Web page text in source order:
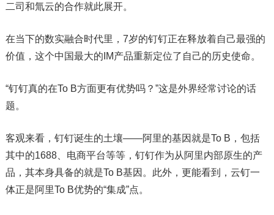
二司和氚云的合作就此展开。
在当下的数实融合时代里，7岁的钉钉正在释放着自己最强的
价值，这个中国最大的IM产品重新定位了自己的历史使命。
“钉钉真的在To B方面更有优势吗？”这是外界经常讨论的话
题。
客观来看，钉钉诞生的土壤——阿里的基因就是To B，包括
其中的1688、电商平台等等，钉钉作为从阿里内部原生的产
品，其本身具备的就是To B基因。此外，更能看到，云钉一
体正是阿里To B优势的“集成”点。